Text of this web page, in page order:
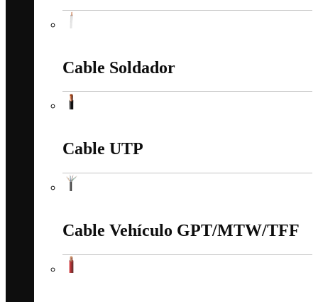
Cable Soldador
Cable UTP
Cable Vehículo GPT/MTW/TFF